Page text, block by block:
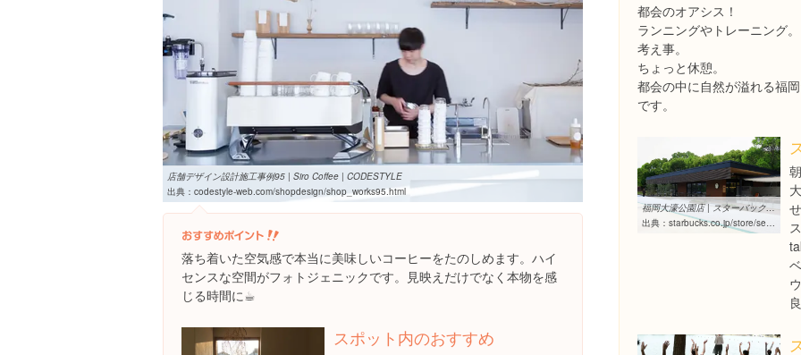
店舗デザイン設計施工事例95 | Siro Coffee | CODESTYLE
出典： codestyle-web.com/shopdesign/shop_works95.html
落ち着いた空気感で本当に美味しいコーヒーをたのしめます。ハイ
センスな空間がフォトジェニックです。見映えだけでなく本物を感
じる時間に☕︎
スポット内のおすすめ
都会のオアシス！
ランニングやトレーニング。
考え事。
ちょっと休憩。
都会の中に自然が溢れる福
です。
福岡大濠公園店 | スターバックス コーヒー ジャパン
出典： starbucks.co.jp/store/search/detail.php?id=962